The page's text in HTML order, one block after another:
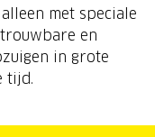
met speciale
en
in grote
tijd.